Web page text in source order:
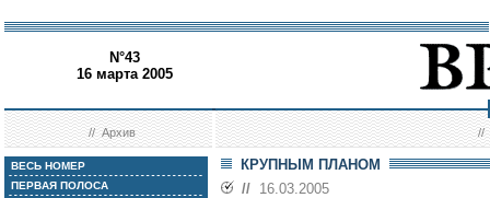
N°43
16 марта 2005
//Архив //
ВЕСЬ НОМЕР
ПЕРВАЯ ПОЛОСА
КРУПНЫМ ПЛАНОМ
// 16.03.2005